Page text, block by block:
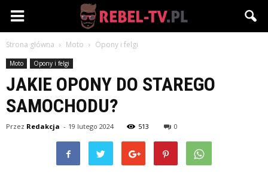
Rebel-
Strona główna Moto Opony i felgi
Moto Opony i felgi
JAKIE OPONY DO STAREGO
SAMOCHODU?
Przez Redakcja - 19 lutego 2024 513 0